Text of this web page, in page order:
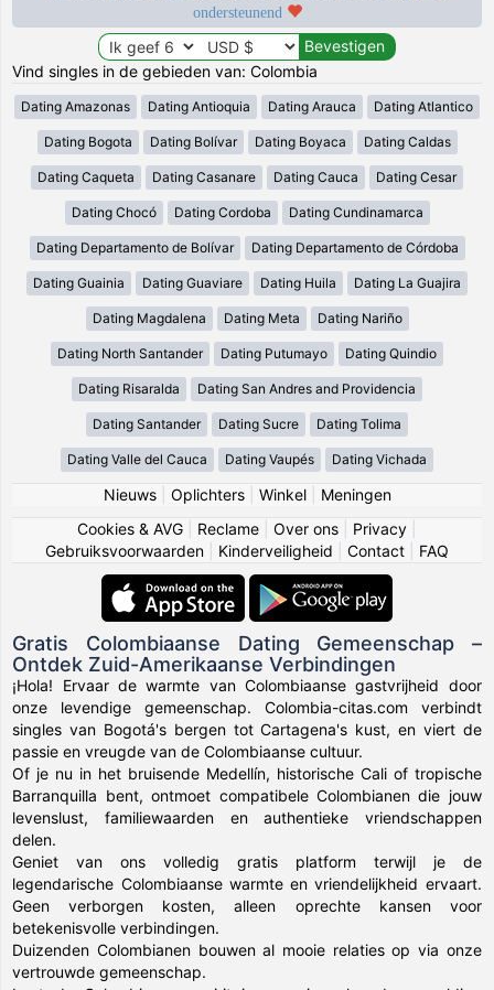
ondersteunend
Vind singles in de gebieden van: Colombia
Dating Amazonas Dating Antioquia Dating Arauca Dating Atlantico
Dating Bogota Dating Bolívar Dating Boyaca Dating Caldas
Dating Caqueta Dating Casanare Dating Cauca Dating Cesar
Dating Chocó Dating Cordoba Dating Cundinamarca
Dating Departamento de Bolívar Dating Departamento de Córdoba
Dating Guainia Dating Guaviare Dating Huila Dating La Guajira
Dating Magdalena Dating Meta Dating Nariño
Dating North Santander Dating Putumayo Dating Quindio
Dating Risaralda Dating San Andres and Providencia
Dating Santander Dating Sucre Dating Tolima
Dating Valle del Cauca Dating Vaupés Dating Vichada
Nieuws| Oplichters| Winkel| Meningen
Cookies & AVG
Reclame Over ons Privacy
Gebruiksvoorwaarden
Kinderveiligheid Contact FAQ
Gratis Colombiaanse Dating Gemeenschap –
Ontdek Zuid-Amerikaanse Verbindingen
¡Hola! Ervaar de warmte van Colombiaanse gastvrijheid door
onze levendige gemeenschap. Colombia-citas.com verbindt
singles van Bogotá's bergen tot Cartagena's kust, en viert de
passie en vreugde van de Colombiaanse cultuur.
Of je nu in het bruisende Medellín, historische Cali of tropische
Barranquilla bent, ontmoet compatibele Colombianen die jouw
levenslust, familiewaarden en authentieke vriendschappen
delen.
Geniet van ons volledig gratis platform terwijl je de
legendarische Colombiaanse warmte en vriendelijkheid ervaart.
Geen verborgen kosten, alleen oprechte kansen voor
betekenisvolle verbindingen.
Duizenden Colombianen bouwen al mooie relaties op via onze
vertrouwde gemeenschap.